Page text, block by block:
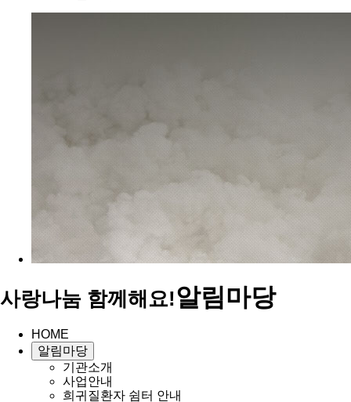
사랑나눔 함께해요!알림마당
HOME
알림마당
기관소개
사업안내
희귀질환자 쉼터 안내